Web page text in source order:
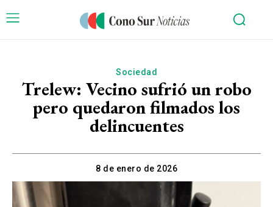
Sociedad
Trelew: Vecino sufrió un robo
pero quedaron filmados los
delincuentes
8 de enero de 2026